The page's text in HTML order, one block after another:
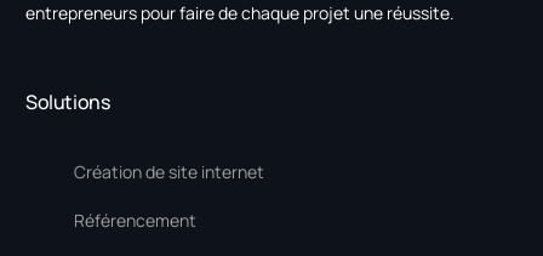
entrepreneurs pour faire de chaque projet une réussite.
Solutions
Création de site internet
Référencement